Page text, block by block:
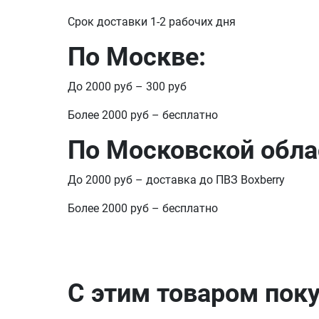
Срок доставки 1-2 рабочих дня
По Москве:
До 2000 руб – 300 руб
Более 2000 руб – бесплатно
По Московской
До 2000 руб – доставка до ПВЗ Boxberry
Более 2000 руб – бесплатно
С этим товаром